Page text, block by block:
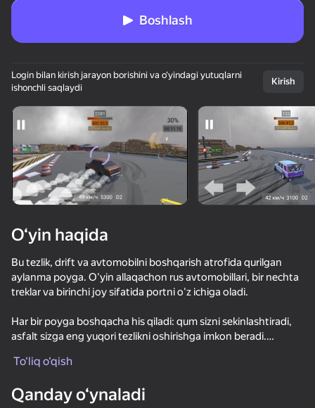
50+ eng yaxshi
o‘yinlar,
kişilar ham o‘ynaydi
Ko'rish
Qurilmani aylantiring
O‘yinlar faqat gorizontal
oriyentatsiyasida ishlaydi
NSR: Уличные гонки
Boshlash
Login bilan kirish jarayon borishini va o‘yindagi yutuqlarni
ishonchli saqlaydi
Kirish
O‘yin haqida
Bu tezlik, drift va avtomobilni boshqarish atrofida qurilgan
aylanma poyga. O'yin allaqachon rus avtomobillari, bir nechta
treklar va birinchi joy sifatida portni o'z ichiga oladi.
Har bir poyga boshqacha his qiladi: qum sizni sekinlashtiradi,
asfalt sizga eng yuqori tezlikni oshirishga imkon beradi.
shuning uchun ularning har biri o'ziga xos yondashuvga
To‘liq o‘qish
Qanday o‘ynaladi